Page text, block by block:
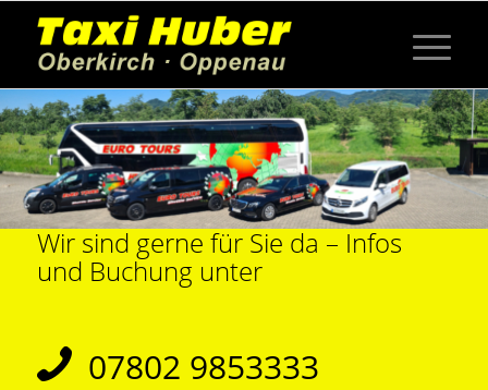
Wir sind gerne für Sie da – Infos
und Buchung unter
07802 9853333